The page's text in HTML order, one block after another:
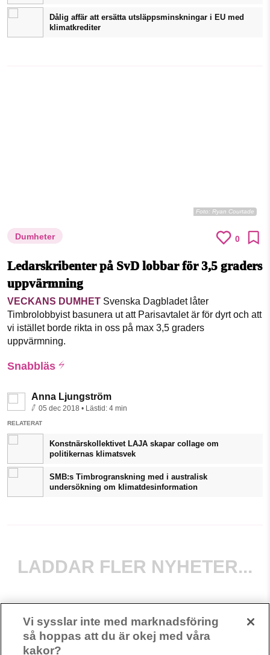
Dålig affär att ersätta utsläppsminskningar i EU med
klimatkrediter
Foto: Ryan Courtade
Dumheter 0
Ledarskribenter på SvD lobbar för 3,5 graders
uppvärmning
VECKANS DUMHET Svenska Dagbladet låter
Timbrolobbyist basunera ut att Parisavtalet är för dyrt och att
vi istället borde rikta in oss på max 3,5 graders
uppvärmning.
Snabbläs
Anna Ljungström
05 dec 2018 • Lästid: 4 min
RELATERAT
Konstnärskollektivet LAJA skapar collage om
politikernas klimatsvek
SMB:s Timbrogranskning med i australisk
undersökning om klimatdesinformation
LADDAR FLER NYHETER...
Vi sysslar inte med marknadsföring
så hoppas att du är okej med våra
kakor?